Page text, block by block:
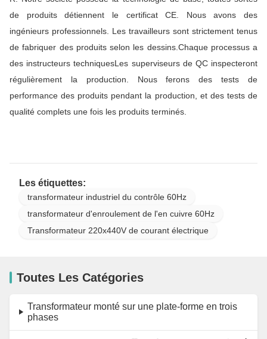
de produits détiennent le certificat CE. Nous avons des
ingénieurs professionnels. Les travailleurs sont strictement tenus
de fabriquer des produits selon les dessins.Chaque processus a
des instructeurs techniquesLes superviseurs de QC inspecteront
régulièrement la production. Nous ferons des tests de
performance des produits pendant la production, et des tests de
qualité complets une fois les produits terminés.
Les étiquettes:
transformateur industriel du contrôle 60Hz
transformateur d'enroulement de l'en cuivre 60Hz
Transformateur 220x440V de courant électrique
Toutes Les Catégories
Transformateur monté sur une plate-forme en trois
phases